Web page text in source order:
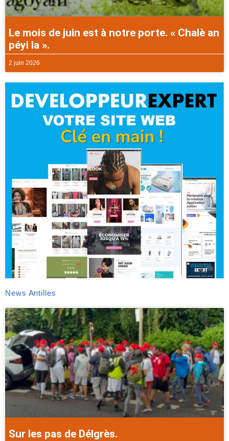
Le mois de juin est à notre porte. « Chalè an
péyi la ».
2 juin 2026
News Antilles
Sur les pas de Délgrès.